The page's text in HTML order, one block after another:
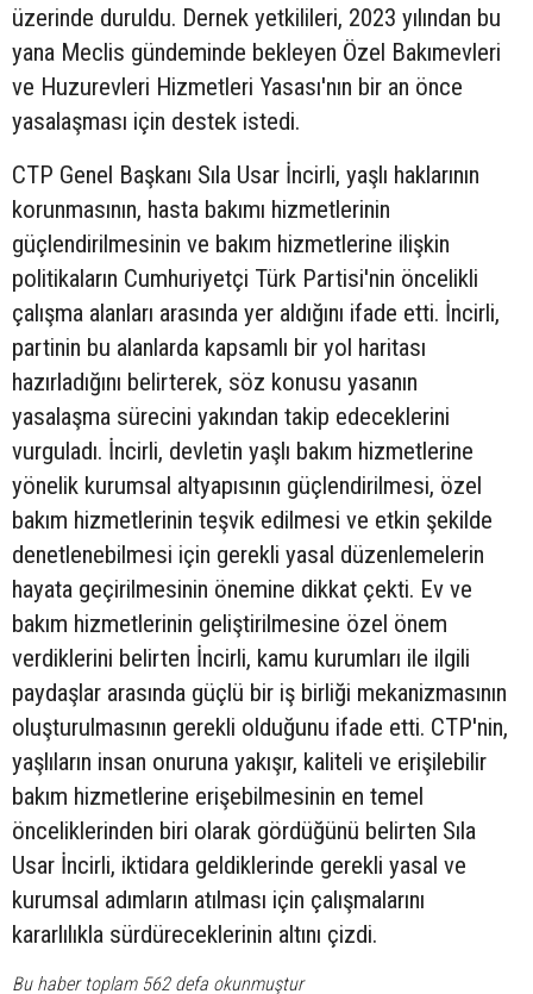
üzerinde duruldu. Dernek yetkilileri, 2023 yılından bu
yana Meclis gündeminde bekleyen Özel Bakımevleri
ve Huzurevleri Hizmetleri Yasası'nın bir an önce
yasalaşması için destek istedi.
CTP Genel Başkanı Sıla Usar İncirli, yaşlı haklarının
korunmasının, hasta bakımı hizmetlerinin
güçlendirilmesinin ve bakım hizmetlerine ilişkin
politikaların Cumhuriyetçi Türk Partisi'nin öncelikli
çalışma alanları arasında yer aldığını ifade etti. İncirli,
partinin bu alanlarda kapsamlı bir yol haritası
hazırladığını belirterek, söz konusu yasanın
yasalaşma sürecini yakından takip edeceklerini
vurguladı. İncirli, devletin yaşlı bakım hizmetlerine
yönelik kurumsal altyapısının güçlendirilmesi, özel
bakım hizmetlerinin teşvik edilmesi ve etkin şekilde
denetlenebilmesi için gerekli yasal düzenlemelerin
hayata geçirilmesinin önemine dikkat çekti. Ev ve
bakım hizmetlerinin geliştirilmesine özel önem
verdiklerini belirten İncirli, kamu kurumları ile ilgili
paydaşlar arasında güçlü bir iş birliği mekanizmasının
oluşturulmasının gerekli olduğunu ifade etti. CTP'nin,
yaşlıların insan onuruna yakışır, kaliteli ve erişilebilir
bakım hizmetlerine erişebilmesinin en temel
önceliklerinden biri olarak gördüğünü belirten Sıla
Usar İncirli, iktidara geldiklerinde gerekli yasal ve
kurumsal adımların atılması için çalışmalarını
kararlılıkla sürdüreceklerinin altını çizdi.
Bu haber toplam 562 defa okunmuştur